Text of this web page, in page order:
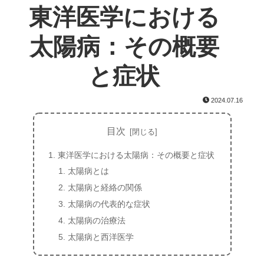
東洋医学における
太陽病：その概要
と症状
2024.07.16
目次
東洋医学における太陽病：その概要と症状
太陽病とは
太陽病と経絡の関係
太陽病の代表的な症状
太陽病の治療法
太陽病と西洋医学